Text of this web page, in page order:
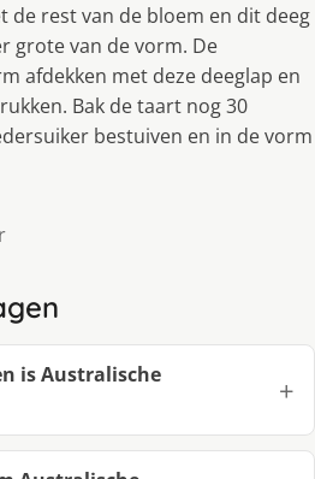
de rest van de bloem en dit deeg
grote van de vorm. De
afdekken met deze deeglap en
Bak de taart nog 30
bestuiven en in de vorm
is Australische